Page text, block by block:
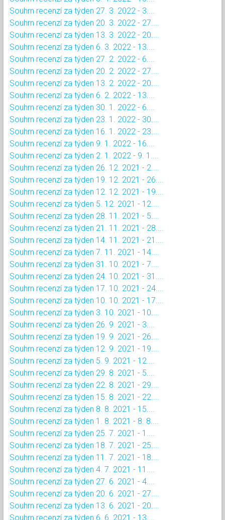
Souhrn recenzí za týden 27. 3. 2022 - 3....
Souhrn recenzí za týden 20. 3. 2022 - 27....
Souhrn recenzí za týden 13. 3. 2022 - 20....
Souhrn recenzí za týden 6. 3. 2022 - 13....
Souhrn recenzí za týden 27. 2. 2022 - 6....
Souhrn recenzí za týden 20. 2. 2022 - 27....
Souhrn recenzí za týden 13. 2. 2022 - 20....
Souhrn recenzí za týden 6. 2. 2022 - 13....
Souhrn recenzí za týden 30. 1. 2022 - 6....
Souhrn recenzí za týden 23. 1. 2022 - 30....
Souhrn recenzí za týden 16. 1. 2022 - 23....
Souhrn recenzí za týden 9. 1. 2022 - 16....
Souhrn recenzí za týden 2. 1. 2022 - 9. 1....
Souhrn recenzí za týden 26. 12. 2021 - 2....
Souhrn recenzí za týden 19. 12. 2021 - 26....
Souhrn recenzí za týden 12. 12. 2021 - 19....
Souhrn recenzí za týden 5. 12. 2021 - 12....
Souhrn recenzí za týden 28. 11. 2021 - 5....
Souhrn recenzí za týden 21. 11. 2021 - 28....
Souhrn recenzí za týden 14. 11. 2021 - 21....
Souhrn recenzí za týden 7. 11. 2021 - 14....
Souhrn recenzí za týden 31. 10. 2021 - 7....
Souhrn recenzí za týden 24. 10. 2021 - 31....
Souhrn recenzí za týden 17. 10. 2021 - 24....
Souhrn recenzí za týden 10. 10. 2021 - 17....
Souhrn recenzí za týden 3. 10. 2021 - 10....
Souhrn recenzí za týden 26. 9. 2021 - 3....
Souhrn recenzí za týden 19. 9. 2021 - 26....
Souhrn recenzí za týden 12. 9. 2021 - 19....
Souhrn recenzí za týden 5. 9. 2021 - 12....
Souhrn recenzí za týden 29. 8. 2021 - 5....
Souhrn recenzí za týden 22. 8. 2021 - 29....
Souhrn recenzí za týden 15. 8. 2021 - 22....
Souhrn recenzí za týden 8. 8. 2021 - 15....
Souhrn recenzí za týden 1. 8. 2021 - 8. 8....
Souhrn recenzí za týden 25. 7. 2021 - 1....
Souhrn recenzí za týden 18. 7. 2021 - 25....
Souhrn recenzí za týden 11. 7. 2021 - 18....
Souhrn recenzí za týden 4. 7. 2021 - 11....
Souhrn recenzí za týden 27. 6. 2021 - 4....
Souhrn recenzí za týden 20. 6. 2021 - 27....
Souhrn recenzí za týden 13. 6. 2021 - 20....
Souhrn recenzí za týden 6. 6. 2021 - 13....